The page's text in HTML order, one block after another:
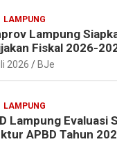
LAMPUNG
Lampung
Fiskal 2026-
dan Berkelanjutan
2026 BJe
LAMPUNG
Lampung Evaluasi
APBD Tahun